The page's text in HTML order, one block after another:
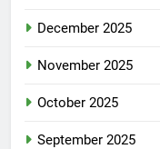
December 2025
November 2025
October 2025
September 2025